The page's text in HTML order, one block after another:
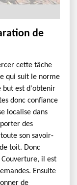
de
cette tâche
qui suit le norme
but est d'obtenir
donc confiance
localise dans
des
son savoir-
toit. Donc
Couverture, il est
Ensuite
de